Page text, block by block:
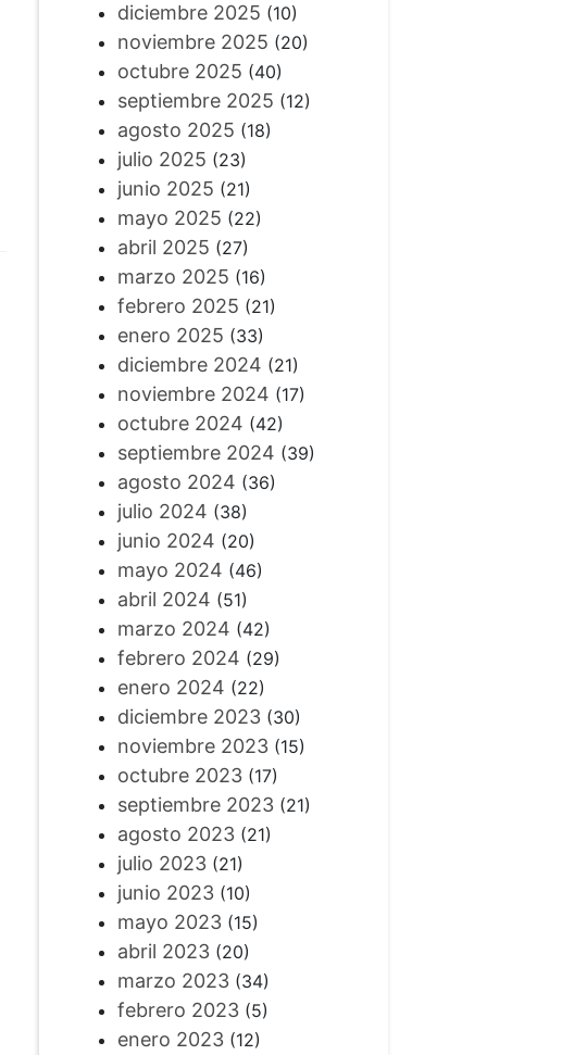
diciembre 2025 (10)
noviembre 2025 (20)
octubre 2025 (40)
septiembre 2025 (12)
agosto 2025 (18)
julio 2025 (23)
junio 2025 (21)
mayo 2025 (22)
abril 2025 (27)
marzo 2025 (16)
febrero 2025 (21)
enero 2025 (33)
diciembre 2024 (21)
noviembre 2024 (17)
octubre 2024 (42)
septiembre 2024 (39)
agosto 2024 (36)
julio 2024 (38)
junio 2024 (20)
mayo 2024 (46)
abril 2024 (51)
marzo 2024 (42)
febrero 2024 (29)
enero 2024 (22)
diciembre 2023(30)
noviembre 2023(15)
octubre 2023(17)
septiembre 2023(21)
agosto 2023(21)
julio 2023(21)
junio 2023(10)
mayo 2023(15)
abril 2023(20)
marzo 2023(34)
febrero 2023(5)
enero 2023(12)